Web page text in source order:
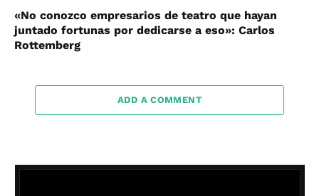
«No conozco empresarios de teatro que hayan
juntado fortunas por dedicarse a eso»: Carlos
Rottemberg
ADD A COMMENT